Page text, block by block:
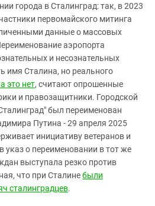
города в Сталинград: так, в 2023
первомайского митинга
данные о массовых
аэропорта
и несознательных
имя Сталина, но реального
это нет, считают опрошенные
и правозащитники. Городской
был переименован
Путина - 29 апреля 2025
инициативу ветеранов и
указ о переименовании в тот же
выступала резко против
что при Сталинебыли
сталинградцев.